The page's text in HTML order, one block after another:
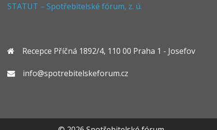
STATUT – Spotřebitelské fórum, z. ú.
Recepce Příčná 1892/4, 110 00 Praha 1 - Josefov
info@spotrebitelskeforum.cz